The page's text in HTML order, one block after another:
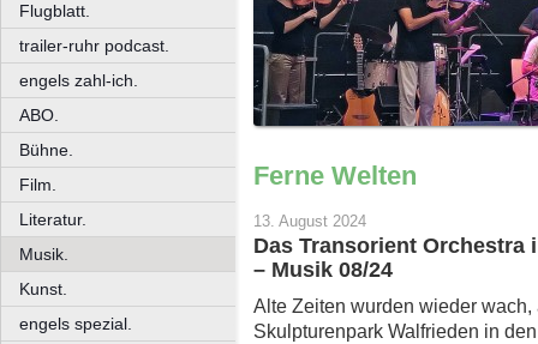
Flugblatt.
trailer-ruhr podcast.
engels zahl-ich.
ABO.
Bühne.
Film.
Literatur.
Musik.
Kunst.
engels spezial.
Ferne Welten
13. August 2024
Das Transorient Orchestra
– Musik 08/24
Alte Zeiten wurden wieder
Skulpturenpark Walfrieden in